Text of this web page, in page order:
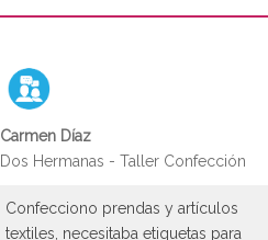
Carmen Díaz
Dos Hermanas - Taller Confección
Confecciono prendas y artículos
textiles, necesitaba etiquetas para